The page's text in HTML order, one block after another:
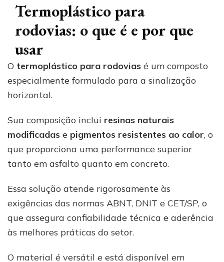
Termoplástico para
rodovias: o que é e por que
usar
O termoplástico para rodovias é um composto
especialmente formulado para a sinalização
horizontal.
Sua composição inclui resinas naturais
modificadas e pigmentos resistentes ao calor, o
que proporciona uma performance superior
tanto em asfalto quanto em concreto.
Essa solução atende rigorosamente às
exigências das normas ABNT, DNIT e CET/SP, o
que assegura confiabilidade técnica e aderência
às melhores práticas do setor.
O material é versátil e está disponível em